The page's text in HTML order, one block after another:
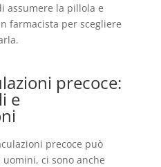
assumere la pillola e
farmacista per scegliere
precoce:
e
precoce può
ci sono anche